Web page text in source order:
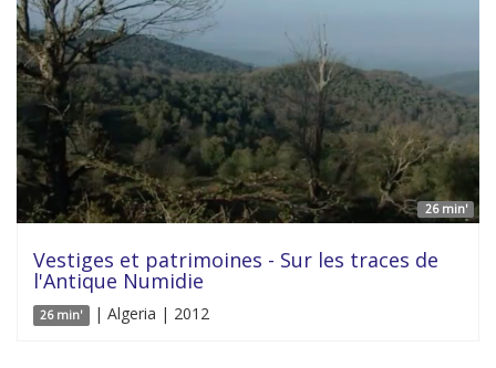
26 min'
Vestiges et patrimoines - Sur les traces de
l'Antique Numidie
26 min' | Algeria | 2012